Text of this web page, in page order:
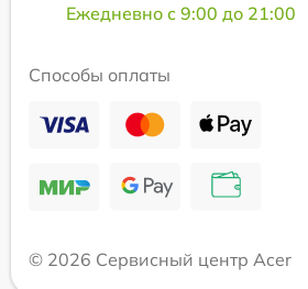
Ежедневно с 9:00 до 21:00
Способы оплаты
© 2026 Сервисный центр Acer